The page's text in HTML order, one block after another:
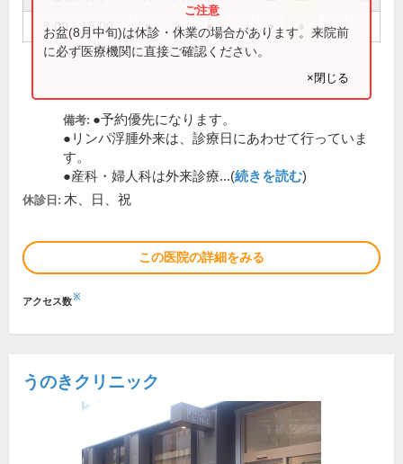
9:00～15:00 ● ● ● ●
お盆(8月中旬)は休診・休業の場合があります。来院前
に必ず医療機関に直接ご確認ください。
×閉じる
備考: ●予約優先になります。
●リンパ浮腫外来は、診療日にあわせて行っていま
す。
●産科・婦人科は外来診療...(続きを読む)
休診日: 木、日、祝
この医院の詳細をみる
アクセス数※
うのきクリニック